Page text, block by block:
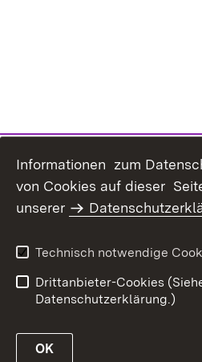
Informationen zum
von Cookies auf dieser
unserer
Technisch notwendige
Drittanbieter-Cookies
Datenschutzerklärung.)
OK